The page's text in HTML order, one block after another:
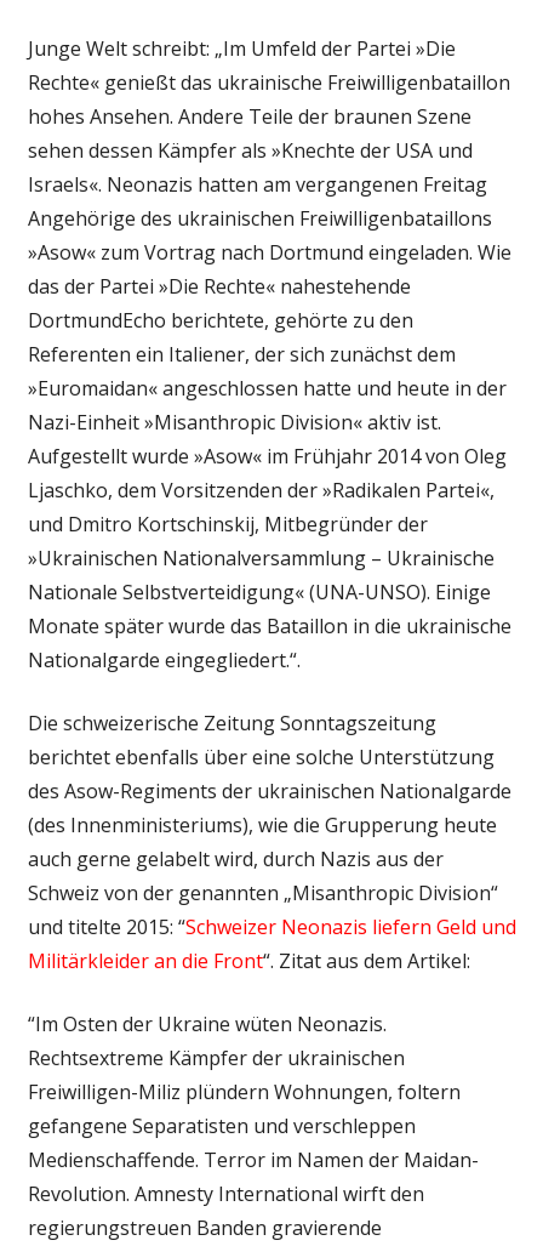
Junge Welt schreibt: „Im Umfeld der Partei »Die
Rechte« genießt das ukrainische Freiwilligenbataillon
hohes Ansehen. Andere Teile der braunen Szene
sehen dessen Kämpfer als »Knechte der USA und
Israels«. Neonazis hatten am vergangenen Freitag
Angehörige des ukrainischen Freiwilligenbataillons
»Asow« zum Vortrag nach Dortmund eingeladen. Wie
das der Partei »Die Rechte« nahestehende
DortmundEcho berichtete, gehörte zu den
Referenten ein Italiener, der sich zunächst dem
»Euromaidan« angeschlossen hatte und heute in der
Nazi-Einheit »Misanthropic Division« aktiv ist.
Aufgestellt wurde »Asow« im Frühjahr 2014 von Oleg
Ljaschko, dem Vorsitzenden der »Radikalen Partei«,
und Dmitro Kortschinskij, Mitbegründer der
»Ukrainischen Nationalversammlung – Ukrainische
Nationale Selbstverteidigung« (UNA-UNSO). Einige
Monate später wurde das Bataillon in die ukrainische
Nationalgarde eingegliedert.“.
Die schweizerische Zeitung Sonntagszeitung
berichtet ebenfalls über eine solche Unterstützung
des Asow-Regiments der ukrainischen Nationalgarde
(des Innenministeriums), wie die Grupperung heute
auch gerne gelabelt wird, durch Nazis aus der
Schweiz von der genannten „Misanthropic Division“
und titelte 2015: “Schweizer Neonazis liefern Geld und
Militärkleider an die Front“. Zitat aus dem Artikel:
“Im Osten der Ukraine wüten Neonazis.
Rechtsextreme Kämpfer der ukrainischen
Freiwilligen-Miliz plündern Wohnungen, foltern
gefangene Separatisten und verschleppen
Medienschaffende. Terror im Namen der Maidan-
Revolution. Amnesty International wirft den
regierungstreuen Banden gravierende